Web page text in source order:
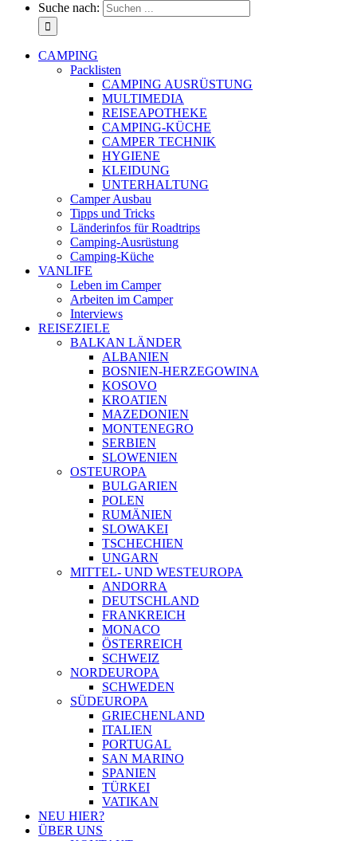
Suche nach:
CAMPING
Packlisten
CAMPING AUSRÜSTUNG
MULTIMEDIA
REISEAPOTHEKE
CAMPING-KÜCHE
CAMPER TECHNIK
HYGIENE
KLEIDUNG
UNTERHALTUNG
Camper Ausbau
Tipps und Tricks
Länderinfos für Roadtrips
Camping-Ausrüstung
Camping-Küche
VANLIFE
Leben im Camper
Arbeiten im Camper
Interviews
REISEZIELE
BALKAN LÄNDER
ALBANIEN
BOSNIEN-HERZEGOWINA
KOSOVO
KROATIEN
MAZEDONIEN
MONTENEGRO
SERBIEN
SLOWENIEN
OSTEUROPA
BULGARIEN
POLEN
RUMÄNIEN
SLOWAKEI
TSCHECHIEN
UNGARN
MITTEL- UND WESTEUROPA
ANDORRA
DEUTSCHLAND
FRANKREICH
MONACO
ÖSTERREICH
SCHWEIZ
NORDEUROPA
SCHWEDEN
SÜDEUROPA
GRIECHENLAND
ITALIEN
PORTUGAL
SAN MARINO
SPANIEN
TÜRKEI
VATIKAN
NEU HIER?
ÜBER UNS